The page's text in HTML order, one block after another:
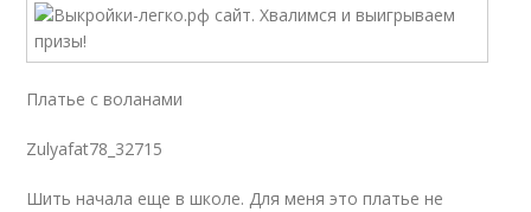
Платье с воланами
Zulyafat78_32715
Шить начала еще в школе. Для меня это платье не